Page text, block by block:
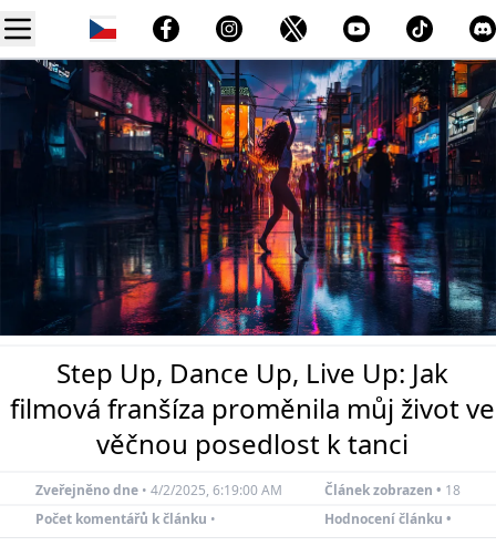
Step Up, Dance Up, Live Up: Jak
filmová franšíza proměnila můj život ve
věčnou posedlost k tanci
Zveřejněno dne • 4/2/2025, 6:19:00 AM Článek zobrazen • 19
Počet komentářů k článku • Hodnocení článku •